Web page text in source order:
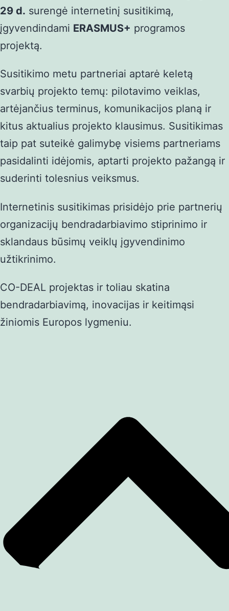
29 d. surengė internetinį susitikimą,
įgyvendindami ERASMUS+ programos
projektą.
Susitikimo metu partneriai aptarė keletą
svarbių projekto temų: pilotavimo veiklas,
artėjančius terminus, komunikacijos planą ir
kitus aktualius projekto klausimus. Susitikimas
taip pat suteikė galimybę visiems partneriams
pasidalinti idėjomis, aptarti projekto pažangą ir
suderinti tolesnius veiksmus.
Internetinis susitikimas prisidėjo prie partnerių
organizacijų bendradarbiavimo stiprinimo ir
sklandaus būsimų veiklų įgyvendinimo
užtikrinimo.
CO-DEAL projektas ir toliau skatina
bendradarbiavimą, inovacijas ir keitimąsi
žiniomis Europos lygmeniu.